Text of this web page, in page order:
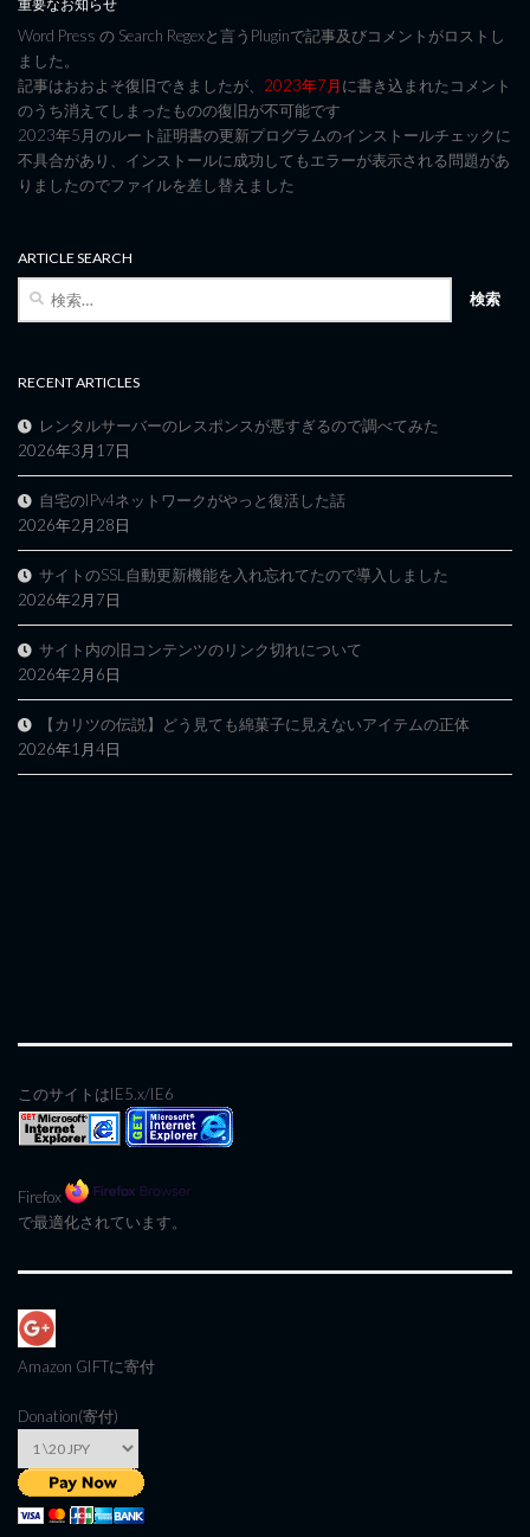
重要なお知らせ
Word Press の Search Regexと言うPluginで記事及びコメントがロストし
ました。
記事はおおよそ復旧できましたが、 2023年7月に書き込まれたコメント
のうち消えてしまったものの復旧が不可能です
2023年5月のルート証明書の更新プログラムのインストールチェックに
不具合があり、インストールに成功してもエラーが表示される問題があ
りましたのでファイルを差し替えました
ARTICLE SEARCH
RECENT ARTICLES
レンタルサーバーのレスポンスが悪すぎるので調べてみた
2026年3月17日
自宅のIPv4ネットワークがやっと復活した話
2026年2月28日
サイトのSSL自動更新機能を入れ忘れてたので導入しました
2026年2月7日
サイト内の旧コンテンツのリンク切れについて
2026年2月6日
【カリツの伝説】どう見ても綿菓子に見えないアイテムの正体
2026年1月4日
このサイトはIE5.x/IE6
Firefox
で最適化されています。
Amazon GIFTに寄付
Donation(寄付)